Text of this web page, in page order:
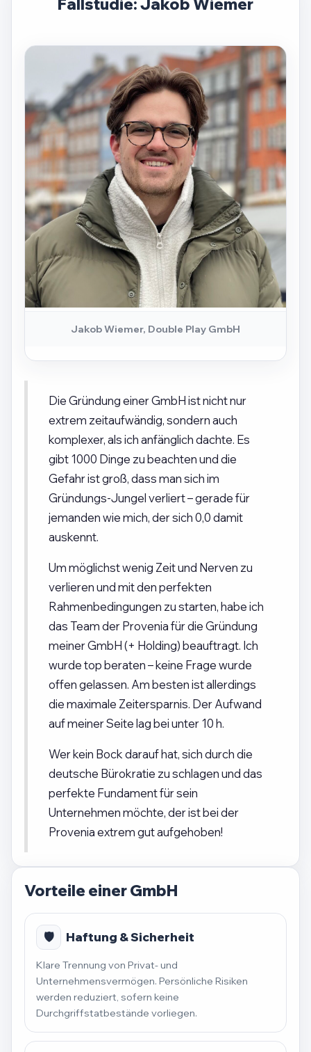
Fallstudie: Jakob Wiemer
Jakob Wiemer, Double Play GmbH
Die Gründung einer GmbH ist nicht nur
extrem zeitaufwändig, sondern auch
komplexer, als ich anfänglich dachte. Es
gibt 1000 Dinge zu beachten und die
Gefahr ist groß, dass man sich im
Gründungs-Jungel verliert – gerade für
jemanden wie mich, der sich 0,0 damit
auskennt.
Um möglichst wenig Zeit und Nerven zu
verlieren und mit den perfekten
Rahmenbedingungen zu starten, habe ich
das Team der Provenia für die Gründung
meiner GmbH (+ Holding) beauftragt. Ich
wurde top beraten – keine Frage wurde
offen gelassen. Am besten ist allerdings
die maximale Zeitersparnis. Der Aufwand
auf meiner Seite lag bei unter 10 h.
Wer kein Bock darauf hat, sich durch die
deutsche Bürokratie zu schlagen und das
perfekte Fundament für sein
Unternehmen möchte, der ist bei der
Provenia extrem gut aufgehoben!
Vorteile einer GmbH
🛡️ Haftung & Sicherheit
Klare Trennung von Privat- und
Unternehmensvermögen. Persönliche Risiken
werden reduziert, sofern keine
Durchgriffstatbestände vorliegen.